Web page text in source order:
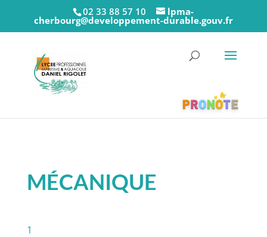
02 33 88 57 10 lpma-
cherbourg@developpement-durable.gouv.fr
MÉCANIQUE
1